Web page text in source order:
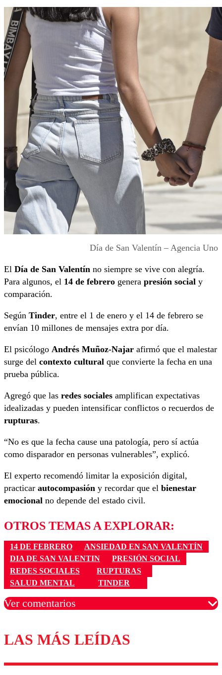
Día de San Valentín – Agencia Uno
El Día de San Valentín no siempre se vive con alegría.
Para algunos, el 14 de febrero genera presión social y
comparación.
Según Tinder, entre el 1 de enero y el 14 de febrero se
envían 10 millones de mensajes extra por día.
El psicólogo Andrés Muñoz-Najar afirmó que el malestar
surge del contexto cultural que convierte la fecha en una
prueba pública.
Agregó que las redes sociales amplifican expectativas
idealizadas y pueden intensificar conflictos o recuerdos de
rupturas.
“No es que la fecha cause una patología, pero sí actúa
como disparador en personas vulnerables”, explicó.
El experto recomendó limitar la exposición digital,
practicar autocompasión y recordar que el bienestar
emocional no depende del estado civil.
OTROS TEMAS A EXPLORAR:
14 DE FEBRERO
ANSIEDAD EN SAN VALENTÍN
DIA DE SAN VALENTIN
PRESIÓN SOCIAL
REDES SOCIALES
RUPTURAS
SALUD MENTAL
TINDER
Ver comentarios
Los comentarios son moderados para garantizar un
diálogo respetuoso.
Nombre
LAS MÁS LEÍDAS